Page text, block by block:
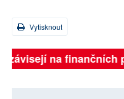
Vytisknout
na finančních